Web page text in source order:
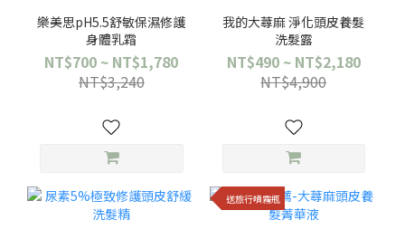
樂美思pH5.5舒敏保濕修護
身體乳霜
NT$700 ~ NT$1,780
NT$3,240
我的大蕁麻 淨化頭皮養髮
洗髮露
NT$490 ~ NT$2,180
NT$4,900
送旅行噴霧瓶